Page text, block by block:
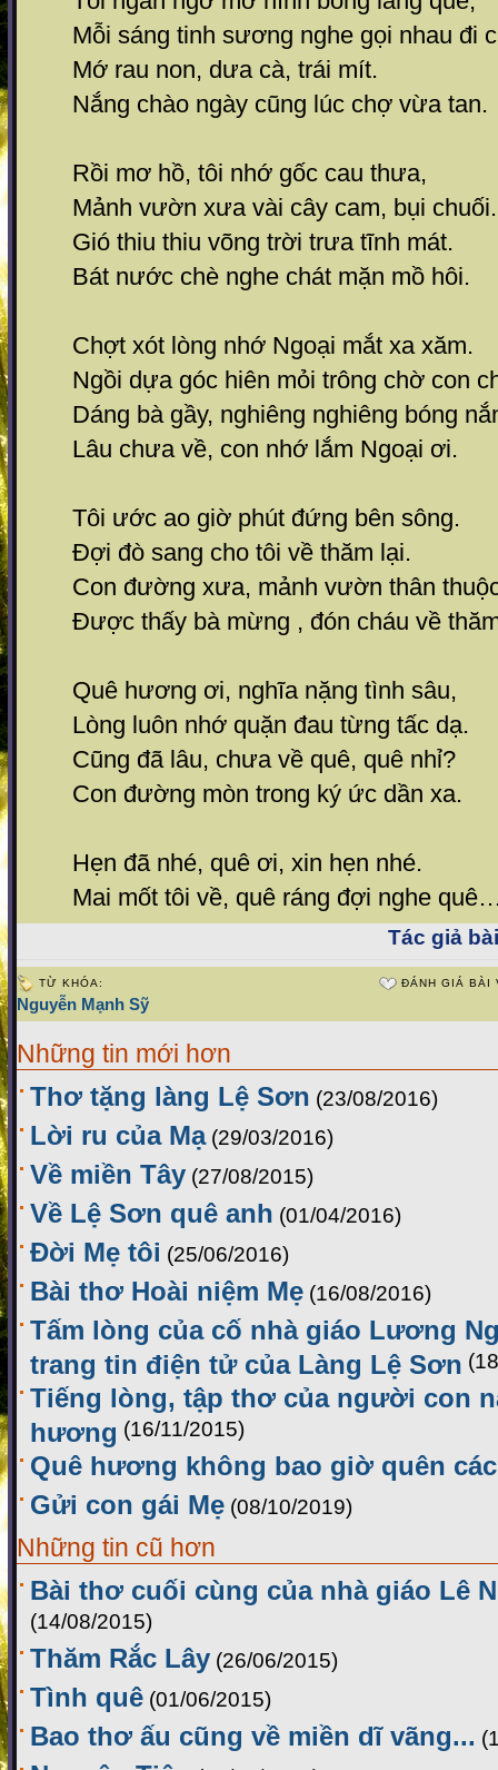
Mỗi sáng tinh sương nghe gọi nhau đi
Mớ rau non, dưa cà, trái mít.
Nắng chào ngày cũng lúc chợ vừa tan.
Rồi mơ hồ, tôi nhớ gốc cau thưa,
Mảnh vườn xưa vài cây cam, bụi chuối.
Gió thiu thiu võng trời trưa tĩnh mát.
Bát nước chè nghe chát mặn mồ hôi.
Chợt xót lòng nhớ Ngoại mắt xa xăm.
Ngồi dựa góc hiên mỏi trông chờ con
Dáng bà gầy, nghiêng nghiêng bóng
Lâu chưa về, con nhớ lắm Ngoại ơi.
Tôi ước ao giờ phút đứng bên sông.
Đợi đò sang cho tôi về thăm lại.
Con đường xưa, mảnh vườn thân
Được thấy bà mừng , đón cháu về
Quê hương ơi, nghĩa nặng tình sâu,
Lòng luôn nhớ quặn đau từng tấc dạ.
Cũng đã lâu, chưa về quê, quê nhỉ?
Con đường mòn trong ký ức dần xa.
Hẹn đã nhé, quê ơi, xin hẹn nhé.
Mai mốt tôi về, quê ráng đợi nghe
Tác giả
TỪ KHÓA:
Nguyễn Mạnh Sỹ
ĐÁNH GIÁ BÀI
Những tin mới hơn
Thơ tặng làng Lệ Sơn (23/08/2016)
Lời ru của Mạ (29/03/2016)
Về miền Tây (27/08/2015)
Về Lệ Sơn quê anh (01/04/2016)
Đời Mẹ tôi (25/06/2016)
Bài thơ Hoài niệm Mẹ (16/08/2016)
Tấm lòng của cố nhà giáo Lương
trang tin điện tử của Làng Lệ Sơn
Tiếng lòng, tập thơ của người con
hương (16/11/2015)
Quê hương không bao giờ quên
Gửi con gái Mẹ (08/10/2019)
Những tin cũ hơn
Bài thơ cuối cùng của nhà giáo Lê
(14/08/2015)
Thăm Rắc Lây (26/06/2015)
Tình quê (01/06/2015)
Bao thơ ấu cũng về miền dĩ vãng...